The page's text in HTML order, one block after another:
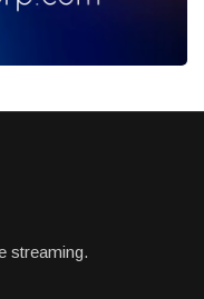
streaming.